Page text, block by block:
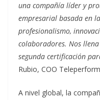
una compañía líder y
empresarial basada en
profesionalismo,
colaboradores. Nos
segunda certificación
Rubio, COO
A nivel global, la